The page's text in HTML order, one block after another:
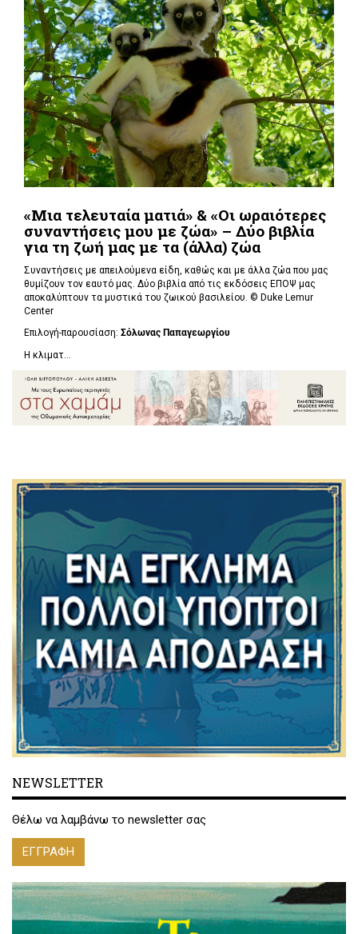
«Μια τελευταία ματιά» & «Οι ωραιότερες
συναντήσεις μου με ζώα» – Δύο βιβλία
για τη ζωή μας με τα (άλλα) ζώα
Συναντήσεις με απειλούμενα είδη, καθώς και με άλλα ζώα που μας
θυμίζουν τον εαυτό μας. Δύο βιβλία από τις εκδόσεις ΕΠΟΨ μας
αποκαλύπτουν τα μυστικά του ζωικού βασιλείου. © Duke Lemur
Center
Επιλογή-παρουσίαση: Σόλωνας Παπαγεωργίου
Η κλιματ...
NEWSLETTER
Θέλω να λαμβάνω το newsletter σας
ΕΓΓΡΑΦΗ